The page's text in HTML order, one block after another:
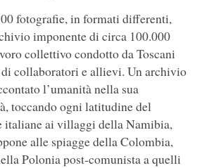
fotografie, in formati differenti,
imponente di circa 100.000
collettivo condotto da Toscani
di collaboratori e allievi. Un archivio
l’umanità nella sua
toccando ogni latitudine del
italiane ai villaggi della Namibia,
alle spiagge della Colombia,
Polonia post-comunista a quelli